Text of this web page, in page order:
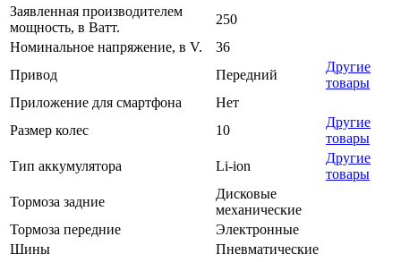
Заявленная производителем
мощность, в Ватт.
250
Номинальное напряжение, в V.
36
Привод
Передний
Другие
товары
Приложение для смартфона
Нет
Размер колес
10
Другие
товары
Тип аккумулятора
Li-ion
Другие
товары
Тормоза задние
Дисковые
механические
Тормоза передние
Электронные
Шины
Пневматические